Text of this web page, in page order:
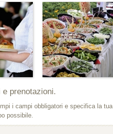
prenotazioni.
i campi obbligatori e specifica la tua
possibile.